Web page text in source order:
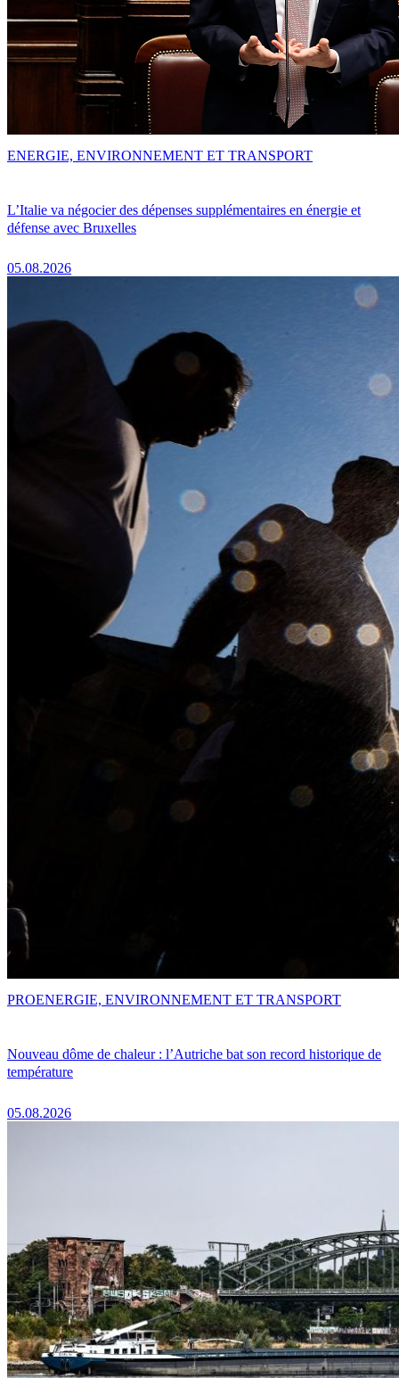
L’Italie va négocier des dépenses supplémentaires en énergie et
défense avec Bruxelles
05.08.2026
ENERGIE, ENVIRONNEMENT ET TRANSPORT
Nouveau dôme de chaleur : l’Autriche bat son record historique de
température
05.08.2026
PROENERGIE, ENVIRONNEMENT ET TRANSPORT